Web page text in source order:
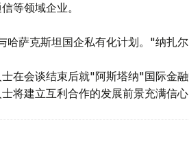
等领域企业。
萨克斯坦国企私有化计划。"纳扎尔
在会谈结束后就"阿斯塔纳"国际金
将建立互利合作的发展前景充满信心